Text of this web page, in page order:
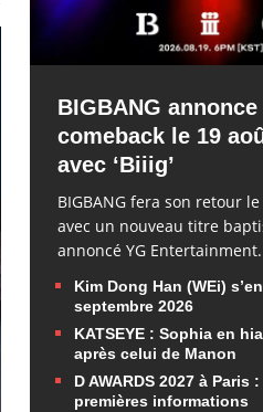
BIGBANG
comeback le 19
avec ‘Biiig’
BIGBANG fera son retour
avec un nouveau titre
annoncé YG Entertainment.
Kim Dong Han (WEi)
septembre 2026
KATSEYE : Sophia en
après celui de Manon
D AWARDS 2027 à Paris
premières informations